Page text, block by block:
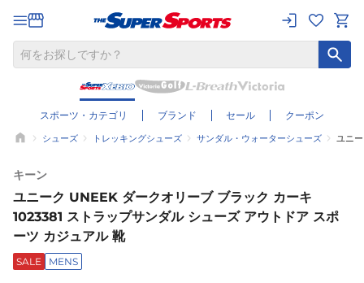
スポーツ・カテゴリ ブランド セール クーポン
シューズ トレッキングシューズ サンダル・ウォーターシューズ ユニ
キーン
ユニーク UNEEK ダークオリーブ ブラック カーキ
1023381 ストラップサンダル シューズ アウトドア スポ
ーツ カジュアル 靴
SALE MENS